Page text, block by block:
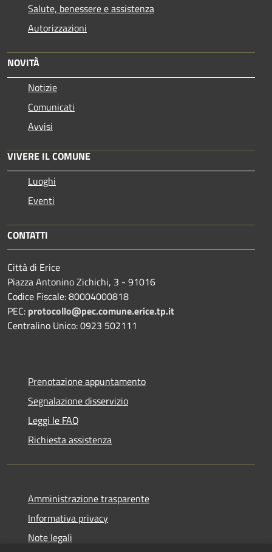
Salute, benessere e assistenza
Autorizzazioni
NOVITÀ
Notizie
Comunicati
Avvisi
VIVERE IL COMUNE
Luoghi
Eventi
CONTATTI
Città di Erice
Piazza Antonino Zichichi, 3 - 91016
Codice Fiscale: 80004000818
PEC: protocollo@pec.comune.erice.tp.it
Centralino Unico: 0923 502111
Prenotazione appuntamento
Segnalazione disservizio
Leggi le FAQ
Richiesta assistenza
Amministrazione trasparente
Informativa privacy
Note legali